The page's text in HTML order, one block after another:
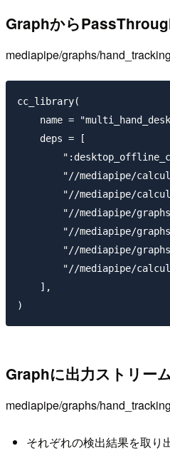
Graphから
mediapipe/graphs/
cc_library(
name =
    deps = [
"//mediapipe/
"//mediapipe/
"//mediapipe/
"//mediapipe/
"//mediapipe/
"//mediapipe/
    ],
Graphに出力ストリー
mediapipe/graphs/
それぞれの検出結果を取り